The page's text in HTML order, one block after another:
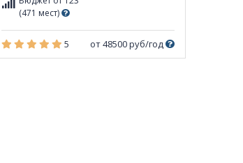
(471 мест)
5 от 48500 руб/год